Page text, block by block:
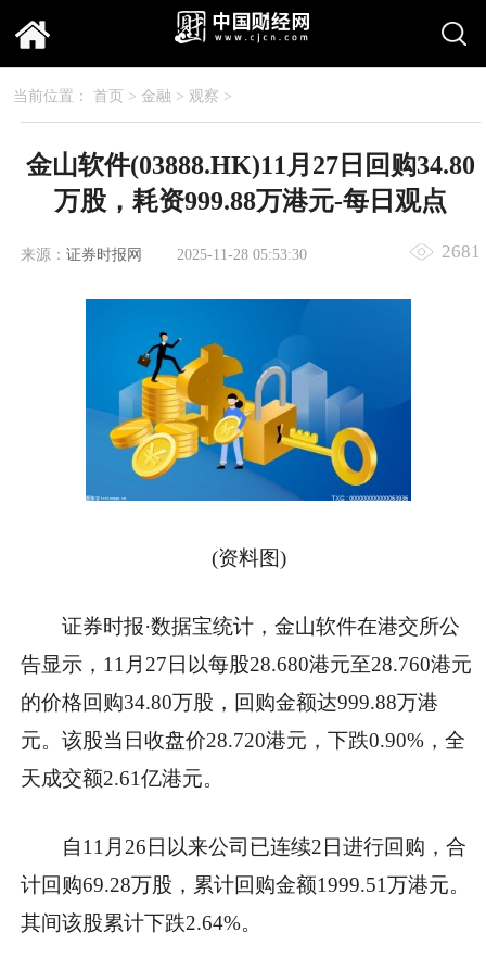
当前位置： 首页 > 金融 > 观察 >
金山软件(03888.HK)11月27日回购34.80
万股，耗资999.88万港元-每日观点
来源： 证券时报网 2025-11-28 05:53:30 2681
(资料图)
证券时报·数据宝统计，金山软件在港交所公
告显示，11月27日以每股28.680港元至28.760港元
的价格回购34.80万股，回购金额达999.88万港
元。该股当日收盘价28.720港元，下跌0.90%，全
天成交额2.61亿港元。
自11月26日以来公司已连续2日进行回购，合
计回购69.28万股，累计回购金额1999.51万港元。
其间该股累计下跌2.64%。